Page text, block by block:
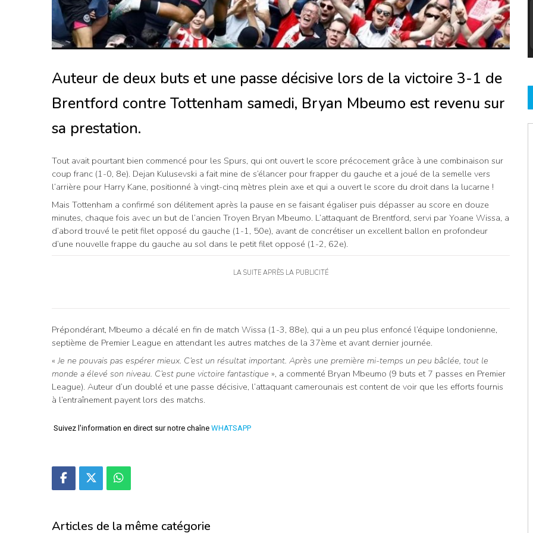
Auteur de deux buts et une passe décisive lors de la victoire 3-1 de
Brentford contre Tottenham samedi, Bryan Mbeumo est revenu sur
sa prestation.
Tout avait pourtant bien commencé pour les Spurs, qui ont ouvert le score précocement grâce à une combinaison sur
coup franc (1-0, 8e). Dejan Kulusevski a fait mine de s’élancer pour frapper du gauche et a joué de la semelle vers
l’arrière pour Harry Kane, positionné à vingt-cinq mètres plein axe et qui a ouvert le score du droit dans la lucarne !
Mais Tottenham a confirmé son délitement après la pause en se faisant égaliser puis dépasser au score en douze
minutes, chaque fois avec un but de l’ancien Troyen Bryan Mbeumo. L’attaquant de Brentford, servi par Yoane Wissa, a
d’abord trouvé le petit filet opposé du gauche (1-1, 50e), avant de concrétiser un excellent ballon en profondeur
d’une nouvelle frappe du gauche au sol dans le petit filet opposé (1-2, 62e).
LA SUITE APRÈS LA PUBLICITÉ
Prépondérant, Mbeumo a décalé en fin de match Wissa (1-3, 88e), qui a un peu plus enfoncé l’équipe londonienne,
septième de Premier League en attendant les autres matches de la 37ème et avant dernier journée.
«Je ne pouvais pas espérer mieux. C’est un résultat important. Après une première mi-temps un peu bâclée, tout le
monde a élevé son niveau. C’est pune victoire fantastique », a commenté Bryan Mbeumo (9 buts et 7 passes en Premier
League). Auteur d’un doublé et une passe décisive, l’attaquant camerounais est content de voir que les efforts fournis
à l’entraînement payent lors des matchs.
Suivez l'information en direct sur notre chaîne WHATSAPP
Articles de la même catégorie